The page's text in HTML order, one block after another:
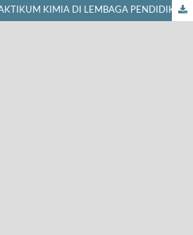
MODEL EVALUASI PRAKTIKUM KIMIA DI LEMBAGA PENDIDIKAN TENAGA KEPENDIDIKAN